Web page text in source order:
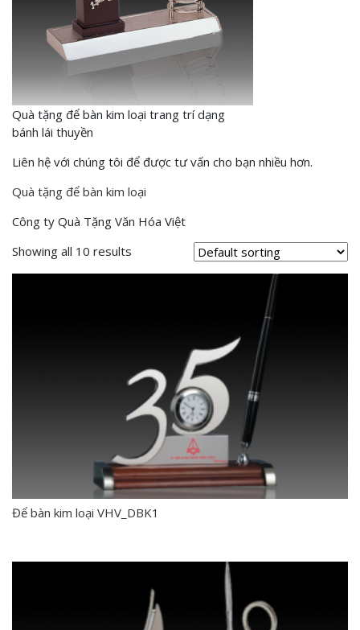
Quà tặng để bàn kim loại trang trí dạng
bánh lái thuyền
Liên hệ với chúng tôi để được tư vấn cho bạn nhiều hơn.
Quà tặng để bàn kim loại
Công ty Quà Tặng Văn Hóa Việt
Showing all 10 results
Để bàn kim loại VHV_DBK1